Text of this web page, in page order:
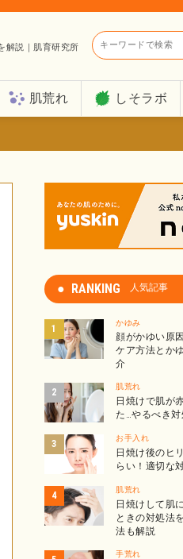
解説｜肌育研究所 キーワードで検索
肌荒れ しそラボ
RANKING 人気記事
かゆみ
顔がかゆい原
ケア方法とか
介
肌荒れ
日焼けで肌が
た…やるべき対
お手入れ
日焼け後のヒ
らい！適切な
肌荒れ
日焼けして肌
ときの対処法
法も解説
手荒れ